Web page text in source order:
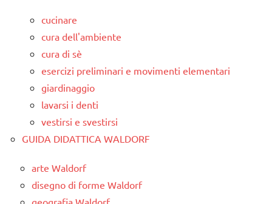
cucinare
cura dell'ambiente
cura di sè
esercizi preliminari e movimenti elementari
giardinaggio
lavarsi i denti
vestirsi e svestirsi
GUIDA DIDATTICA WALDORF
arte Waldorf
disegno di forme Waldorf